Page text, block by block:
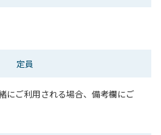
定員
ご利用される場合、備考欄にご